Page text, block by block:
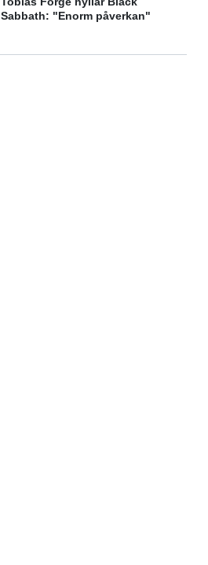
Sabbath: "Enorm påverkan"